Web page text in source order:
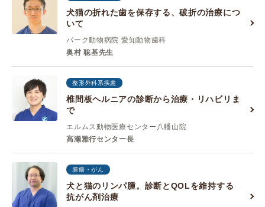
犬猫の折れた歯を保存する、破折の治療につ
いて
パーク動物病院 愛知動物歯科
奥村 聡基先生
整形外科系疾患
椎間板ヘルニアの診断から治療・リハビリま
で
エルムス動物医療センター八幡山院
高瀬雅行センター長
腫瘍・がん
犬と猫のリンパ腫。診断とQOLを維持する
抗がん剤治療